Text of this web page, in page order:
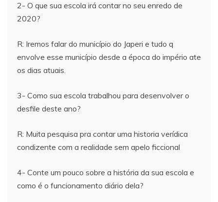
2- O que sua escola irá contar no seu enredo de
2020?
R: Iremos falar do município do Japeri e tudo q
envolve esse município desde a época do império ate
os dias atuais.
3- Como sua escola trabalhou para desenvolver o
desfile deste ano?
R: Muita pesquisa pra contar uma historia verídica
condizente com a realidade sem apelo ficcional
4- Conte um pouco sobre a história da sua escola e
como é o funcionamento diário dela?